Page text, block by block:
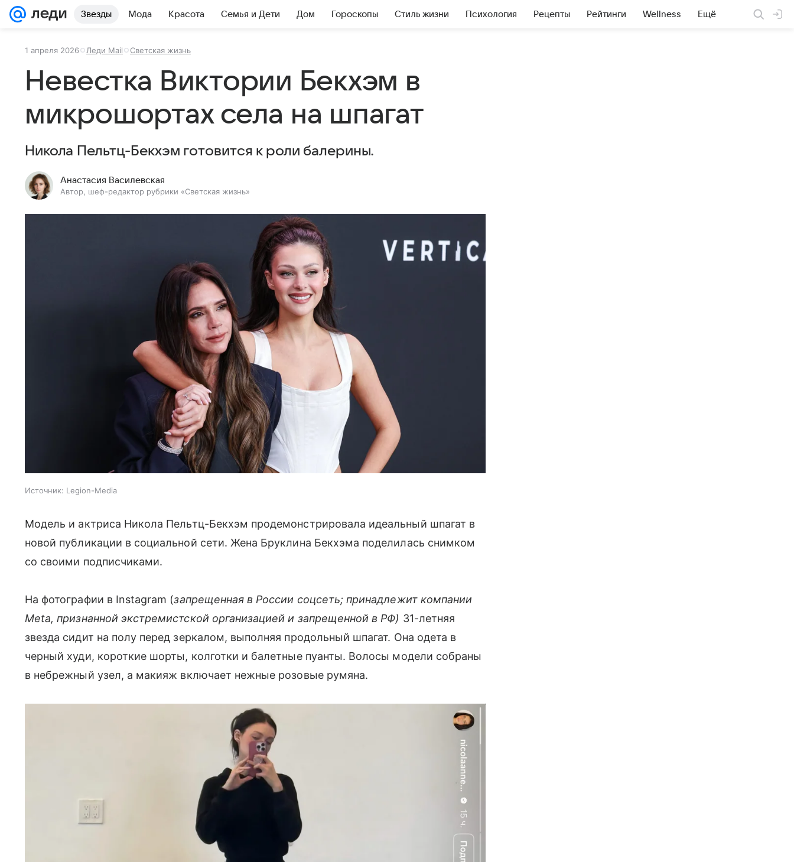
Звезды Мода Красота Семья и Дети Дом Гороскопы Стиль жизни Психология Рецепты Рейтинги Wellness Ещё
1 апреля 2026 Леди Mail Светская жизнь
Невестка Виктории Бекхэм в
микрошортах села на шпагат
Никола Пельтц-Бекхэм готовится к роли балерины.
Анастасия Василевская
Автор, шеф-редактор рубрики «Светская жизнь»
Источник: Legion-Media
Модель и актриса Никола Пельтц-Бекхэм продемонстрировала идеальный шпагат в
новой публикации в социальной сети. Жена Бруклина Бекхэма поделилась снимком
со своими подписчиками.
На фотографии в Instagram (запрещенная в России соцсеть; принадлежит компании
Meta, признанной экстремистской организацией и запрещенной в РФ) 31-летняя
звезда сидит на полу перед зеркалом, выполняя продольный шпагат. Она одета в
черный худи, короткие шорты, колготки и балетные пуанты. Волосы модели собраны
в небрежный узел, а макияж включает нежные розовые румяна.